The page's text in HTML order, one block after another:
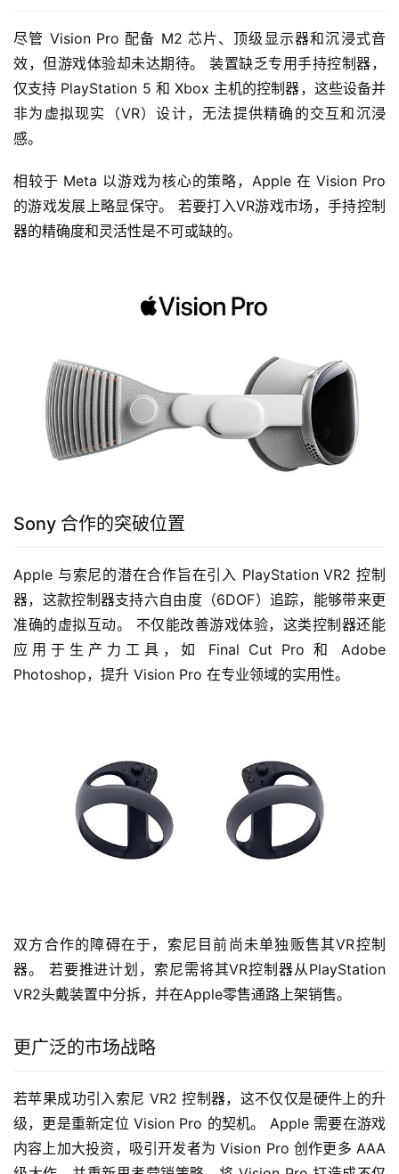
尽管 Vision Pro 配备 M2 芯片、顶级显示器和沉浸式音
效，但游戏体验却未达期待。 装置缺乏专用手持控制器，
仅支持 PlayStation 5 和 Xbox 主机的控制器，这些设备并
非为虚拟现实（VR）设计，无法提供精确的交互和沉浸
感。
相较于 Meta 以游戏为核心的策略，Apple 在 Vision Pro
的游戏发展上略显保守。 若要打入VR游戏市场，手持控制
器的精确度和灵活性是不可或缺的。
Sony 合作的突破位置
Apple 与索尼的潜在合作旨在引入 PlayStation VR2 控制
器，这款控制器支持六自由度（6DOF）追踪，能够带来更
准确的虚拟互动。 不仅能改善游戏体验，这类控制器还能
应用于生产力工具，如 Final Cut Pro 和 Adobe
Photoshop，提升 Vision Pro 在专业领域的实用性。
双方合作的障碍在于，索尼目前尚未单独贩售其VR控制
器。 若要推进计划，索尼需将其VR控制器从PlayStation
VR2头戴装置中分拆，并在Apple零售通路上架销售。
更广泛的市场战略
若苹果成功引入索尼 VR2 控制器，这不仅仅是硬件上的升
级，更是重新定位 Vision Pro 的契机。 Apple 需要在游戏
内容上加大投资，吸引开发者为 Vision Pro 创作更多 AAA